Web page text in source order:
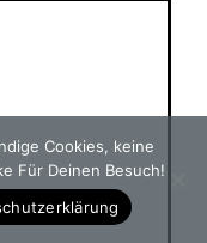
Cookies, keine
Für Deinen Besuch!